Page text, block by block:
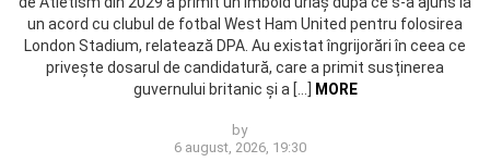
un acord cu clubul de fotbal West Ham United pentru folosirea
London Stadium, relatează DPA. Au existat îngrijorări în ceea ce
privește dosarul de candidatură, care a primit susținerea
guvernului britanic și a […]
MORE
by
6 august, 2026, 19:30